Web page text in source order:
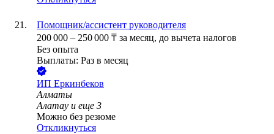
Помощник/ассистент руководителя
200 000 – 250 000 ₸ за месяц, до вычета налогов
Без опыта
Выплаты: Раз в месяц
ИП Еркинбеков
Алматы
Алатау и еще 3
Можно без резюме
Откликнуться